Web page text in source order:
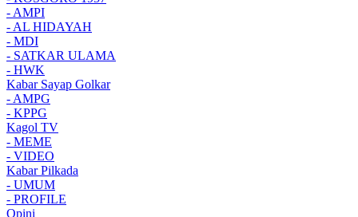
- AMPI
- AL HIDAYAH
- MDI
- SATKAR ULAMA
- HWK
Kabar Sayap Golkar
- AMPG
- KPPG
Kagol TV
- MEME
- VIDEO
Kabar Pilkada
- UMUM
- PROFILE
Opini